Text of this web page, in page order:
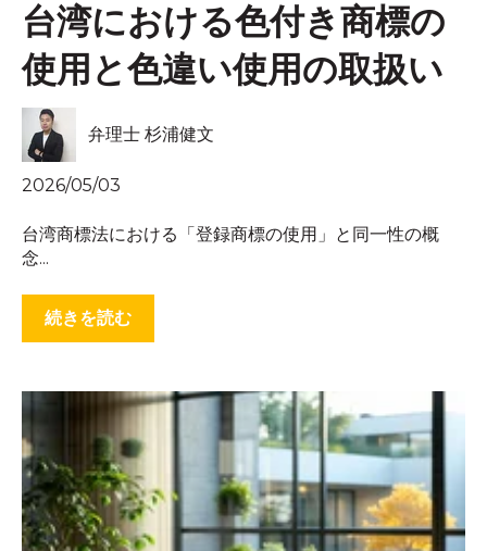
台湾における色付き商標の
使用と色違い使用の取扱い
弁理士 杉浦健文
2026/05/03
台湾商標法における「登録商標の使用」と同一性の概
念...
続きを読む